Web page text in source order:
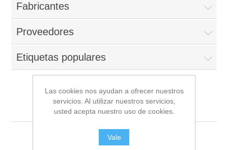
Fabricantes
Proveedores
Etiquetas populares
San Miguel - Lima
Las cookies nos ayudan a ofrecer nuestros
servicios. Al utilizar nuestros servicios,
usted acepta nuestro uso de cookies.
Vale